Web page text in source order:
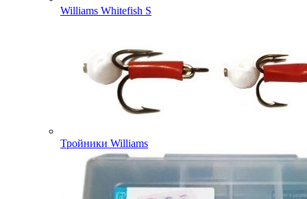
Williams Whitefish S
Тройники Williams